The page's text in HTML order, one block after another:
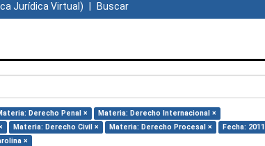
Jurídica Virtual) Buscar
Derecho Penal ×
Materia: Derecho Internacional ×
Materia: Derecho Civil × Materia: Derecho Procesal ×
Fecha:
×